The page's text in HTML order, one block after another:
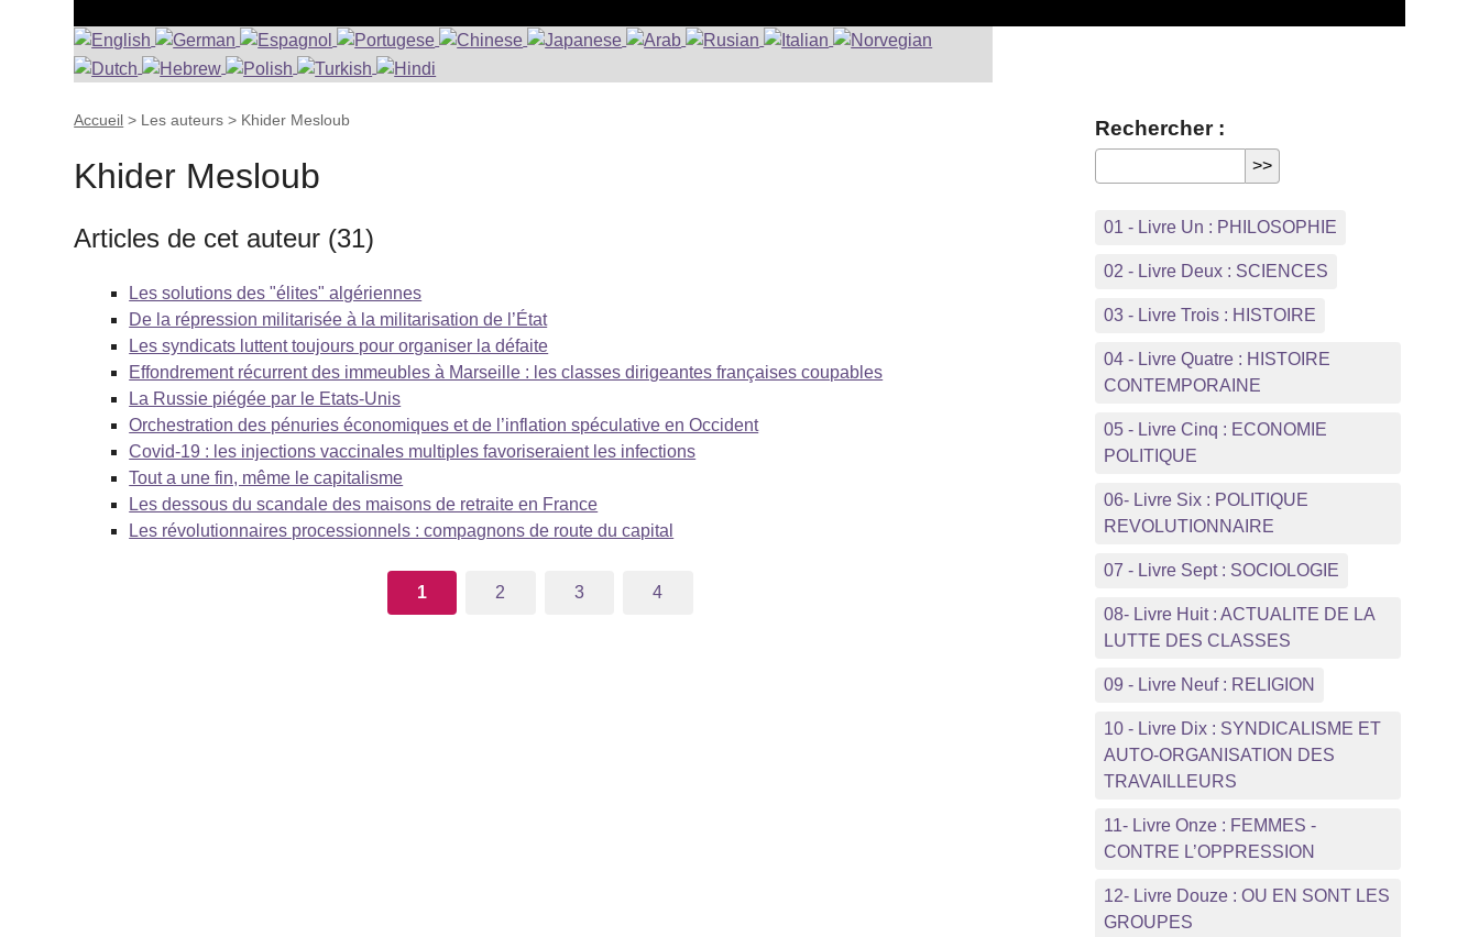
Accueil > Les auteurs > Khider Mesloub
Khider Mesloub
Articles de cet auteur (31)
Les solutions des "élites" algériennes
De la répression militarisée à la militarisation de l’État
Les syndicats luttent toujours pour organiser la défaite
Effondrement récurrent des immeubles à Marseille : les classes dirigeantes françaises coupables
La Russie piégée par le Etats-Unis
Orchestration des pénuries économiques et de l’inflation spéculative en Occident
Covid-19 : les injections vaccinales multiples favoriseraient les infections
Tout a une fin, même le capitalisme
Les dessous du scandale des maisons de retraite en France
Les révolutionnaires processionnels : compagnons de route du capital
1 2 3 4
Rechercher :
01 - Livre Un : PHILOSOPHIE
02 - Livre Deux : SCIENCES
03 - Livre Trois : HISTOIRE
04 - Livre Quatre : HISTOIRE
CONTEMPORAINE
05 - Livre Cinq : ECONOMIE
POLITIQUE
06- Livre Six : POLITIQUE
REVOLUTIONNAIRE
07 - Livre Sept : SOCIOLOGIE
08- Livre Huit : ACTUALITE DE LA
LUTTE DES CLASSES
09 - Livre Neuf : RELIGION
10 - Livre Dix : SYNDICALISME ET
AUTO-ORGANISATION DES
TRAVAILLEURS
11- Livre Onze : FEMMES -
CONTRE L’OPPRESSION
12- Livre Douze : OU EN SONT LES
GROUPES